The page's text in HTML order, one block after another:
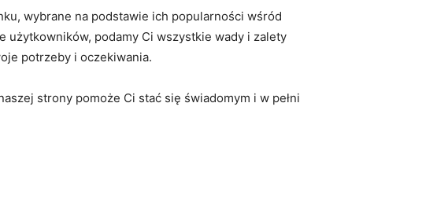
wybrane na podstawie ich popularności wśród
użytkowników, podamy Ci wszystkie wady i zalety
potrzeby i oczekiwania.
strony pomoże Ci stać się świadomym i w pełni